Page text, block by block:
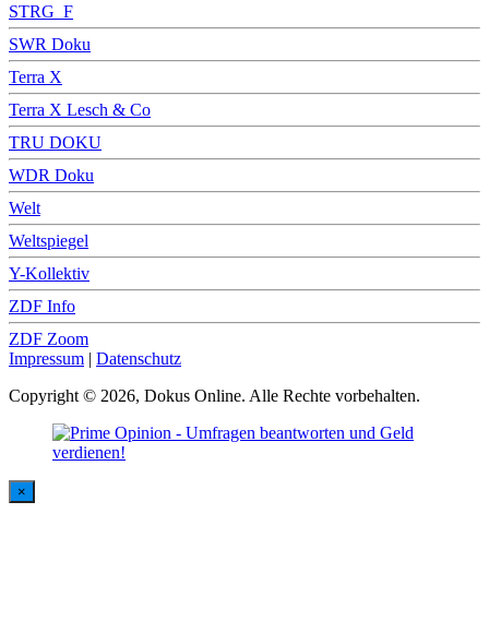
STRG_F
SWR Doku
Terra X
Terra X Lesch & Co
TRU DOKU
WDR Doku
Welt
Weltspiegel
Y-Kollektiv
ZDF Info
ZDF Zoom
Impressum | Datenschutz
Copyright © 2026, Dokus Online. Alle Rechte vorbehalten.
×